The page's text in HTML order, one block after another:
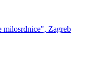
milosrdnice", Zagreb